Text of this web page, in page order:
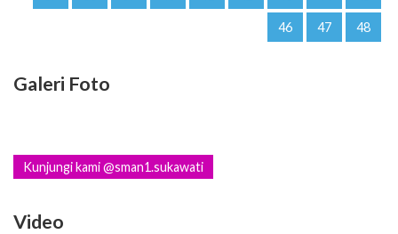
46 47 48
Galeri Foto
Kunjungi kami @sman1.sukawati
Video